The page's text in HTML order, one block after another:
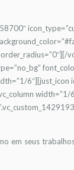
6″][just_icon
width=”1/
em seus